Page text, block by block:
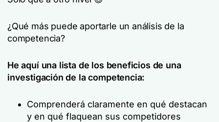
¿Qué más puede aportarle un análisis de la
competencia?
He aquí una lista de los beneficios de una
investigación de la competencia:
Comprenderá claramente en qué destacan
y en qué flaquean sus competidores